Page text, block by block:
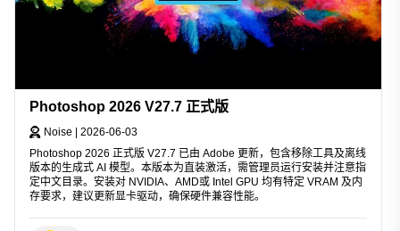
Photoshop 2026 V27.7 正式版
Noise
2026-06-03
Photoshop 2026 正式版 V27.7 已由 Adobe 更新，包含移除工具及离线
版本的生成式 AI 模型。本版本为直装激活，需管理员运行安装并注意指
定中文目录。安装对 NVIDIA、AMD或 Intel GPU 均有特定 VRAM 及内
存要求，建议更新显卡驱动，确保硬件兼容性能。